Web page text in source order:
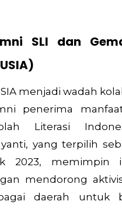
SLI dan
menjadi wadah
penerima
Literasi
yang terpilih
2023, memimpin
mendorong
daerah untuk